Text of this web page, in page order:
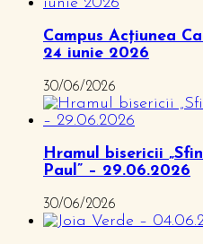
Campus Acțiunea
24 iunie 2026
30/06/2026
Hramul bisericii
Paul” – 29.06.2026
30/06/2026